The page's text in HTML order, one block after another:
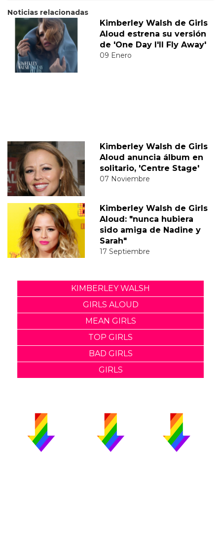
Noticias relacionadas
Kimberley Walsh de Girls
Aloud estrena su versión
de 'One Day I'll Fly Away'
09 Enero
Kimberley Walsh de Girls
Aloud anuncia álbum en
solitario, 'Centre Stage'
07 Noviembre
Kimberley Walsh de Girls
Aloud: "nunca hubiera
sido amiga de Nadine y
Sarah"
17 Septiembre
KIMBERLEY WALSH
GIRLS ALOUD
MEAN GIRLS
TOP GIRLS
BAD GIRLS
GIRLS